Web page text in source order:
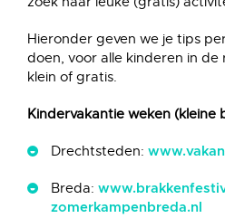
Hieronder geven we je tips
doen, voor alle kinderen in
klein of gratis.
Kindervakantie weken (kleine
Drechtsteden:
Breda:
zomerkampenbreda.nl